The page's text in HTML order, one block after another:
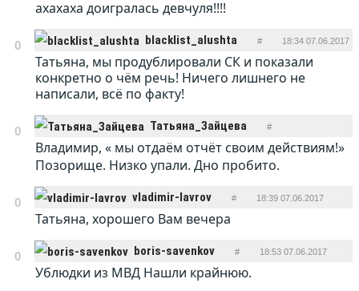
ахахаха доигралась девчуля!!!!
0 blacklist_alushta # 18:34 07.06.2017
ОТВЕТИТЬ
Татьяна, мы продублировали СК и показали
конкретно о чём речь! Ничего лишнего не
написали, всё по факту!
0 Татьяна_Зайцева #
18:34 07.06.2017 ОТВЕТИТЬ
Владимир, « мы отдаём отчёт своим действиям!»
Позорище. Низко упали. Дно пробито.
0 vladimir-lavrov # 18:39 07.06.2017
Татьяна, хорошего Вам вечера
0 boris-savenkov # 18:53 07.06.2017
Ублюдки из МВД Нашли крайнюю.